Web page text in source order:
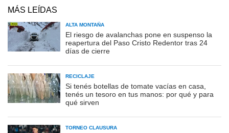
MÁS LEÍDAS
ALTA MONTAÑA
El riesgo de avalanchas pone en suspenso la
reapertura del Paso Cristo Redentor tras 24
días de cierre
RECICLAJE
Si tenés botellas de tomate vacías en casa,
tenés un tesoro en tus manos: por qué y para
qué sirven
TORNEO CLAUSURA